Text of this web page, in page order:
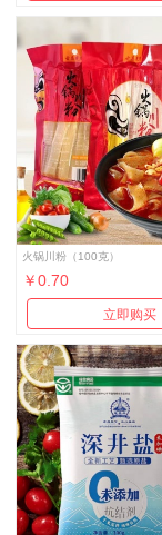
火锅川粉（100克）
￥0.70
立即购买